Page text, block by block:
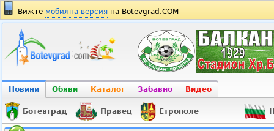
Вижте мобилна версия на Botevgrad.COM
Новини Обяви Каталог Забавно Видео
Ботевград Правец Етрополе